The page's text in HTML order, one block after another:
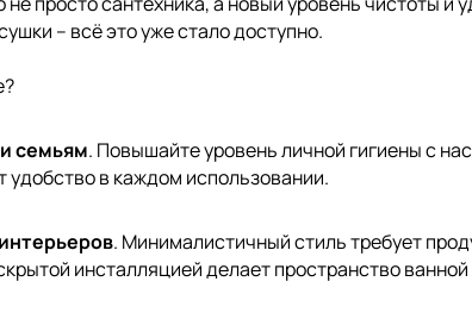
– всё это уже стало доступно.
семьям. Повышайте уровень личной гигиены с
в каждом использовании.
. Минималистичный стиль требует
инсталляцией делает пространство